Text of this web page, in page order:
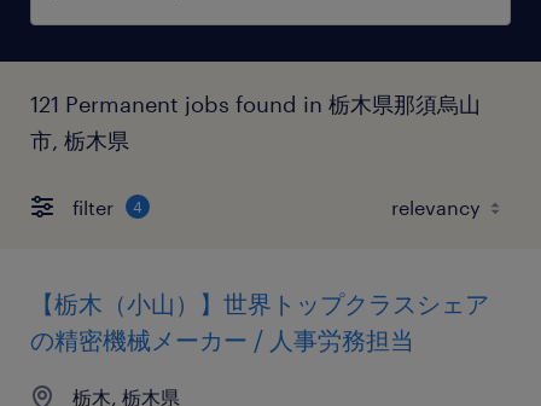
121 Permanent jobs found in 栃木県那須烏山
市, 栃木県
filter 4
【栃木（小山）】世界トップクラスシェア
の精密機械メーカー / 人事労務担当
栃木, 栃木県